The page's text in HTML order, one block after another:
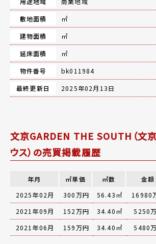
敷地面積
㎡
建物面積
㎡
延床面積
㎡
物件番号
bk011984
最終更新日
2025年02月13日
文京GARDEN THE SOUTH（文
ウス）の売買掲載履歴
年月 ㎡単価 ㎡数 金額
2025年02月
300万円 56.43㎡ 16980
2021年09月
152万円 34.40㎡ 5250
2021年06月
159万円 34.40㎡ 5480